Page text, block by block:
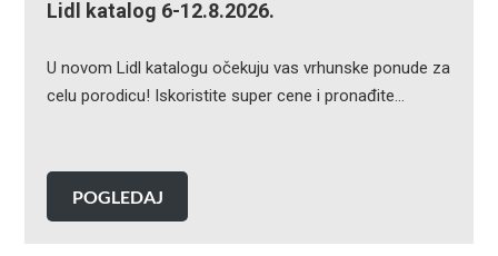
Lidl katalog 6-12.8.2026.
U novom Lidl katalogu očekuju vas vrhunske ponude za
celu porodicu! Iskoristite super cene i pronađite…
POGLEDAJ